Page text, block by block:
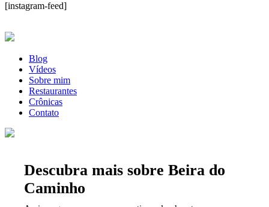
[instagram-feed]
Blog
Vídeos
Sobre mim
Restaurantes
Crônicas
Contato
Descubra mais sobre Beira do
Caminho